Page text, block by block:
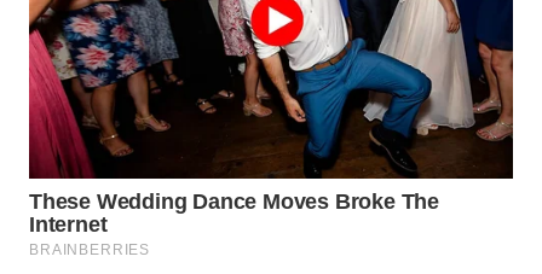
HEALTH
WAHANA
DESA
WISATA
LAPAK
WAHANA